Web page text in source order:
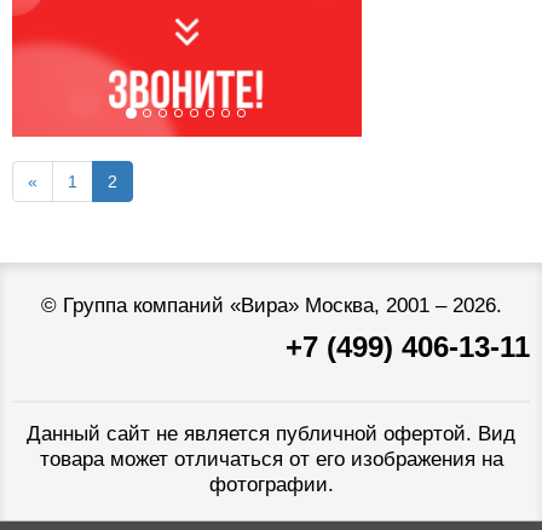
« 1 2
© Группа компаний «Вира»Москва, 2001 – 2026.
+7 (499) 406-13-11
Данный сайт не является публичной офертой. Вид
товара может отличаться от его изображения на
фотографии.